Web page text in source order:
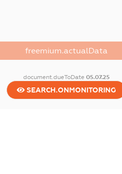
freemium.actualData
document.dueToDate 05.07.25
SEARCH.ONMONITORING